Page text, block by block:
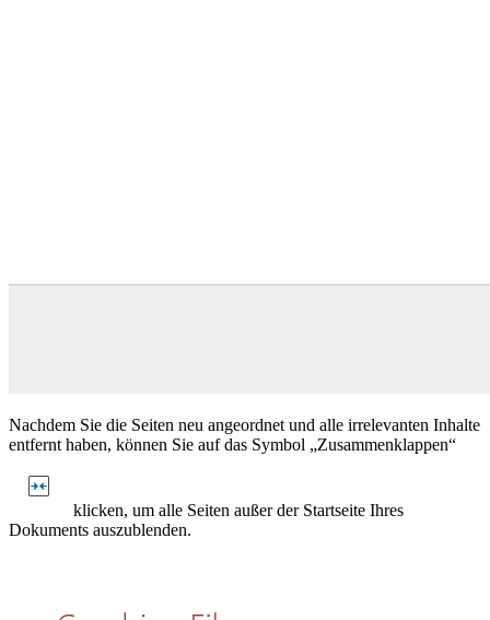
Nachdem Sie die Seiten neu angeordnet und alle irrelevanten Inhalte
entfernt haben, können Sie auf das Symbol „Zusammenklappen“
klicken, um alle Seiten außer der Startseite Ihres
Dokuments auszublenden.